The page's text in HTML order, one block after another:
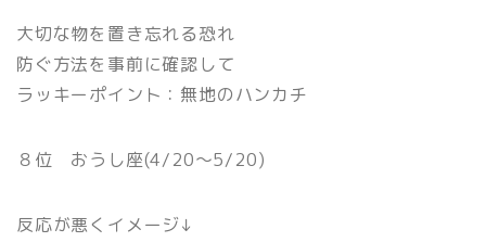
大切な物を置き忘れる恐れ
防ぐ方法を事前に確認して
ラッキーポイント：無地のハンカチ
８位 おうし座(4/20〜5/20)
反応が悪くイメージ↓